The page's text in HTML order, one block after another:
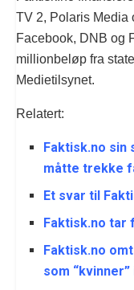
TV 2, Polaris Media
Facebook, DNB og
millionbeløp fra
Medietilsynet.
Relatert:
Faktisk.no sin
måtte trekke
Et svar til
Faktisk.no tar
Faktisk.no
som